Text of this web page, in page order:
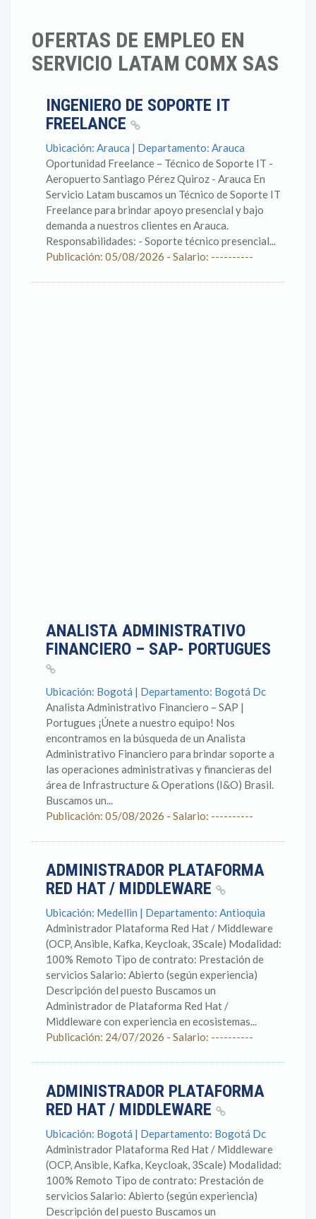
OFERTAS DE EMPLEO EN
SERVICIO LATAM COMX SAS
INGENIERO DE SOPORTE IT
FREELANCE
Ubicación: Arauca | Departamento: Arauca
Oportunidad Freelance – Técnico de Soporte IT -
Aeropuerto Santiago Pérez Quiroz - Arauca En
Servicio Latam buscamos un Técnico de Soporte IT
Freelance para brindar apoyo presencial y bajo
demanda a nuestros clientes en Arauca.
Responsabilidades: - Soporte técnico presencial...
Publicación: 05/08/2026 - Salario: ----------
ANALISTA ADMINISTRATIVO
FINANCIERO – SAP- PORTUGUES
Ubicación: Bogotá | Departamento: Bogotá Dc
Analista Administrativo Financiero – SAP |
Portugues ¡Únete a nuestro equipo! Nos
encontramos en la búsqueda de un Analista
Administrativo Financiero para brindar soporte a
las operaciones administrativas y financieras del
área de Infrastructure & Operations (I&O) Brasil.
Buscamos un...
Publicación: 05/08/2026 - Salario: ----------
ADMINISTRADOR PLATAFORMA
RED HAT / MIDDLEWARE
Ubicación: Medellin | Departamento: Antioquia
Administrador Plataforma Red Hat / Middleware
(OCP, Ansible, Kafka, Keycloak, 3Scale) Modalidad:
100% Remoto Tipo de contrato: Prestación de
servicios Salario: Abierto (según experiencia)
Descripción del puesto Buscamos un
Administrador de Plataforma Red Hat /
Middleware con experiencia en ecosistemas...
Publicación: 24/07/2026 - Salario: ----------
ADMINISTRADOR PLATAFORMA
RED HAT / MIDDLEWARE
Ubicación: Bogotá | Departamento: Bogotá Dc
Administrador Plataforma Red Hat / Middleware
(OCP, Ansible, Kafka, Keycloak, 3Scale) Modalidad:
100% Remoto Tipo de contrato: Prestación de
servicios Salario: Abierto (según experiencia)
Descripción del puesto Buscamos un